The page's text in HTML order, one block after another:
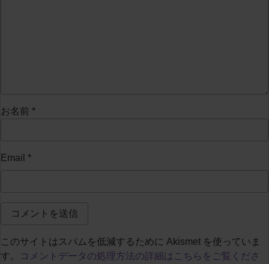
お名前 *
Email *
このサイトはスパムを低減するために Akismet を使っていま
す。
コメントデータの処理方法の詳細はこちらをご覧くださ